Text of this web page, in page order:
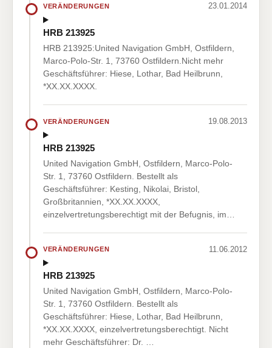
VERÄNDERUNGEN 23.01.2014
HRB 213925
HRB 213925:United Navigation GmbH, Ostfildern,
Marco-Polo-Str. 1, 73760 Ostfildern.Nicht mehr
Geschäftsführer: Hiese, Lothar, Bad Heilbrunn,
*XX.XX.XXXX.
VERÄNDERUNGEN 19.08.2013
HRB 213925
United Navigation GmbH, Ostfildern, Marco-Polo-
Str. 1, 73760 Ostfildern. Bestellt als
Geschäftsführer: Kesting, Nikolai, Bristol,
Großbritannien, *XX.XX.XXXX,
einzelvertretungsberechtigt mit der Befugnis, im…
VERÄNDERUNGEN 11.06.2012
HRB 213925
United Navigation GmbH, Ostfildern, Marco-Polo-
Str. 1, 73760 Ostfildern. Bestellt als
Geschäftsführer: Hiese, Lothar, Bad Heilbrunn,
*XX.XX.XXXX, einzelvertretungsberechtigt. Nicht
mehr Geschäftsführer: Dr. …